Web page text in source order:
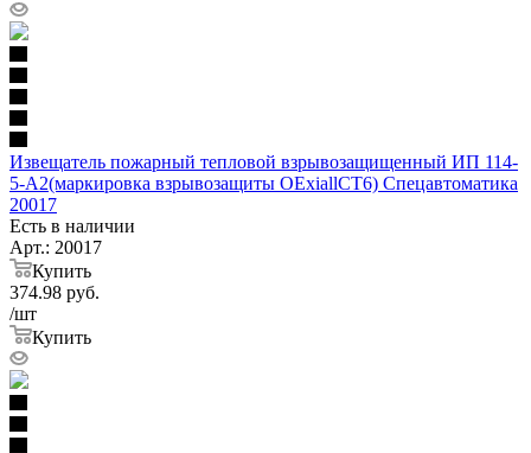
Извещатель пожарный тепловой взрывозащищенный ИП 114-
5-А2(маркировка взрывозащиты OExiallCT6) Спецавтоматика
20017
Есть в наличии
Арт.: 20017
Купить
374.98 руб.
/шт
Купить